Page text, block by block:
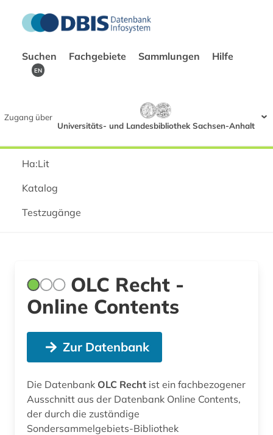
Suchen Fachgebiete Sammlungen Hilfe
EN
Zugang über
Universitäts- und Landesbibliothek Sachsen-Anhalt
Ha:Lit
Katalog
Testzugänge
OLC Recht -
Online Contents
Zur Datenbank
Die Datenbank OLC Recht ist ein fachbezogener
Ausschnitt aus der Datenbank Online Contents,
der durch die zuständige
Sondersammelgebiets-Bibliothek